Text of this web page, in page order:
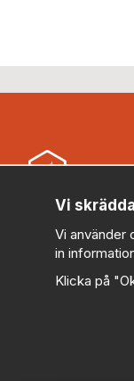
Security Store
010-303 78 95
Vi
Vi använder
in
Klicka på